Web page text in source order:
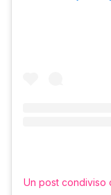
Un post condiviso